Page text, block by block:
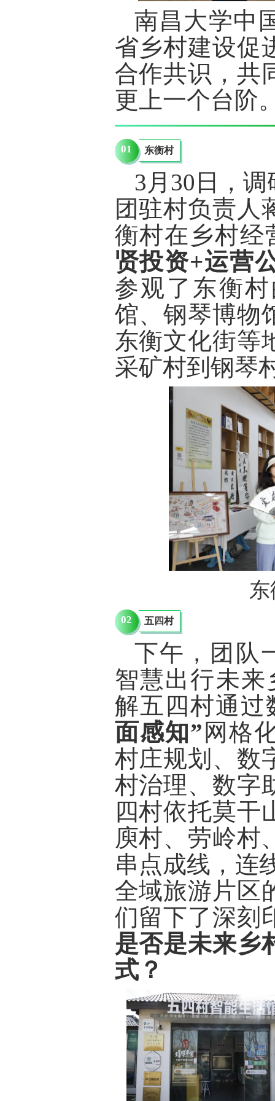
南昌大学中
省乡村建设促
合作共识，共
更上一个台阶
01 东衡村
3月30日，
团驻村负责人
衡村在乡村经
贤投资+运营
参观了东衡
馆、钢琴博物
东衡文化街等
采矿村到钢琴
02 五四村
下午，团队
智慧出行未来
解五四村通过
面感知” 网格
村庄规划、数
村治理、 数字
四村依托莫干
庾村、劳岭村
串点成线，连
全域旅游片区
们留下了深
是否是未来乡
式？